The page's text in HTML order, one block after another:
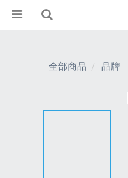
全部商品 品牌